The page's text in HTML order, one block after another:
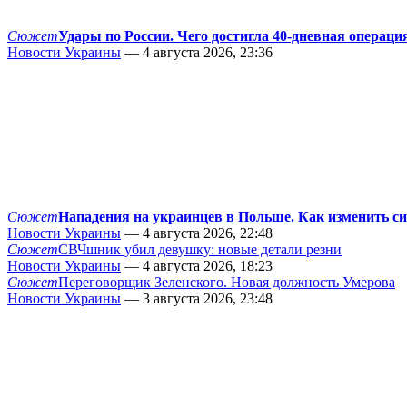
СюжетУдары по России. Чего достигла 40-дневная
Новости Украины — 4 августа 2026, 23:36
СюжетНападения на украинцев в Польше. Как изменить
Новости Украины — 4 августа 2026, 22:48
СюжетСВЧшник убил девушку: новые детали резни
Новости Украины — 4 августа 2026, 18:23
СюжетПереговорщик Зеленского. Новая должность Умерова
Новости Украины — 3 августа 2026, 23:48